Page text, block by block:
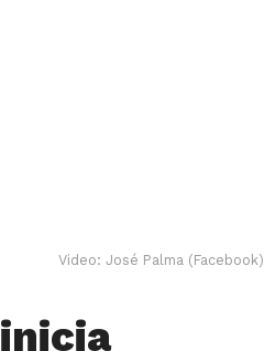
Video: José Palma (Facebook)